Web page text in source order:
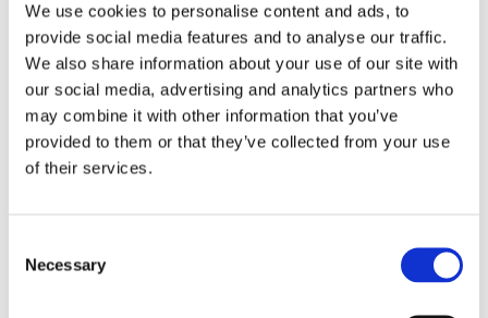
We use cookies to personalise content and ads, to
provide social media features and to analyse our traffic.
We also share information about your use of our site with
our social media, advertising and analytics partners who
may combine it with other information that you’ve
provided to them or that they’ve collected from your use
of their services.
Selection
Necessary
365 dages Instant Experience
Engagement.
365 dages 3 Second Video Plays.
365 dages Instagram
Engagement.
365 dages Facebook
Engagement.
Vi ser, under Black Friday, 136% bedre